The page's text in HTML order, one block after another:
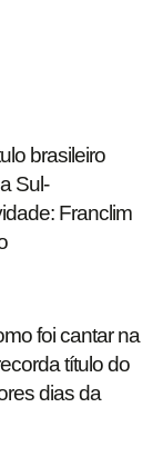
brasileiro
Sul-
Franclim
foi cantar na
título do
dias da